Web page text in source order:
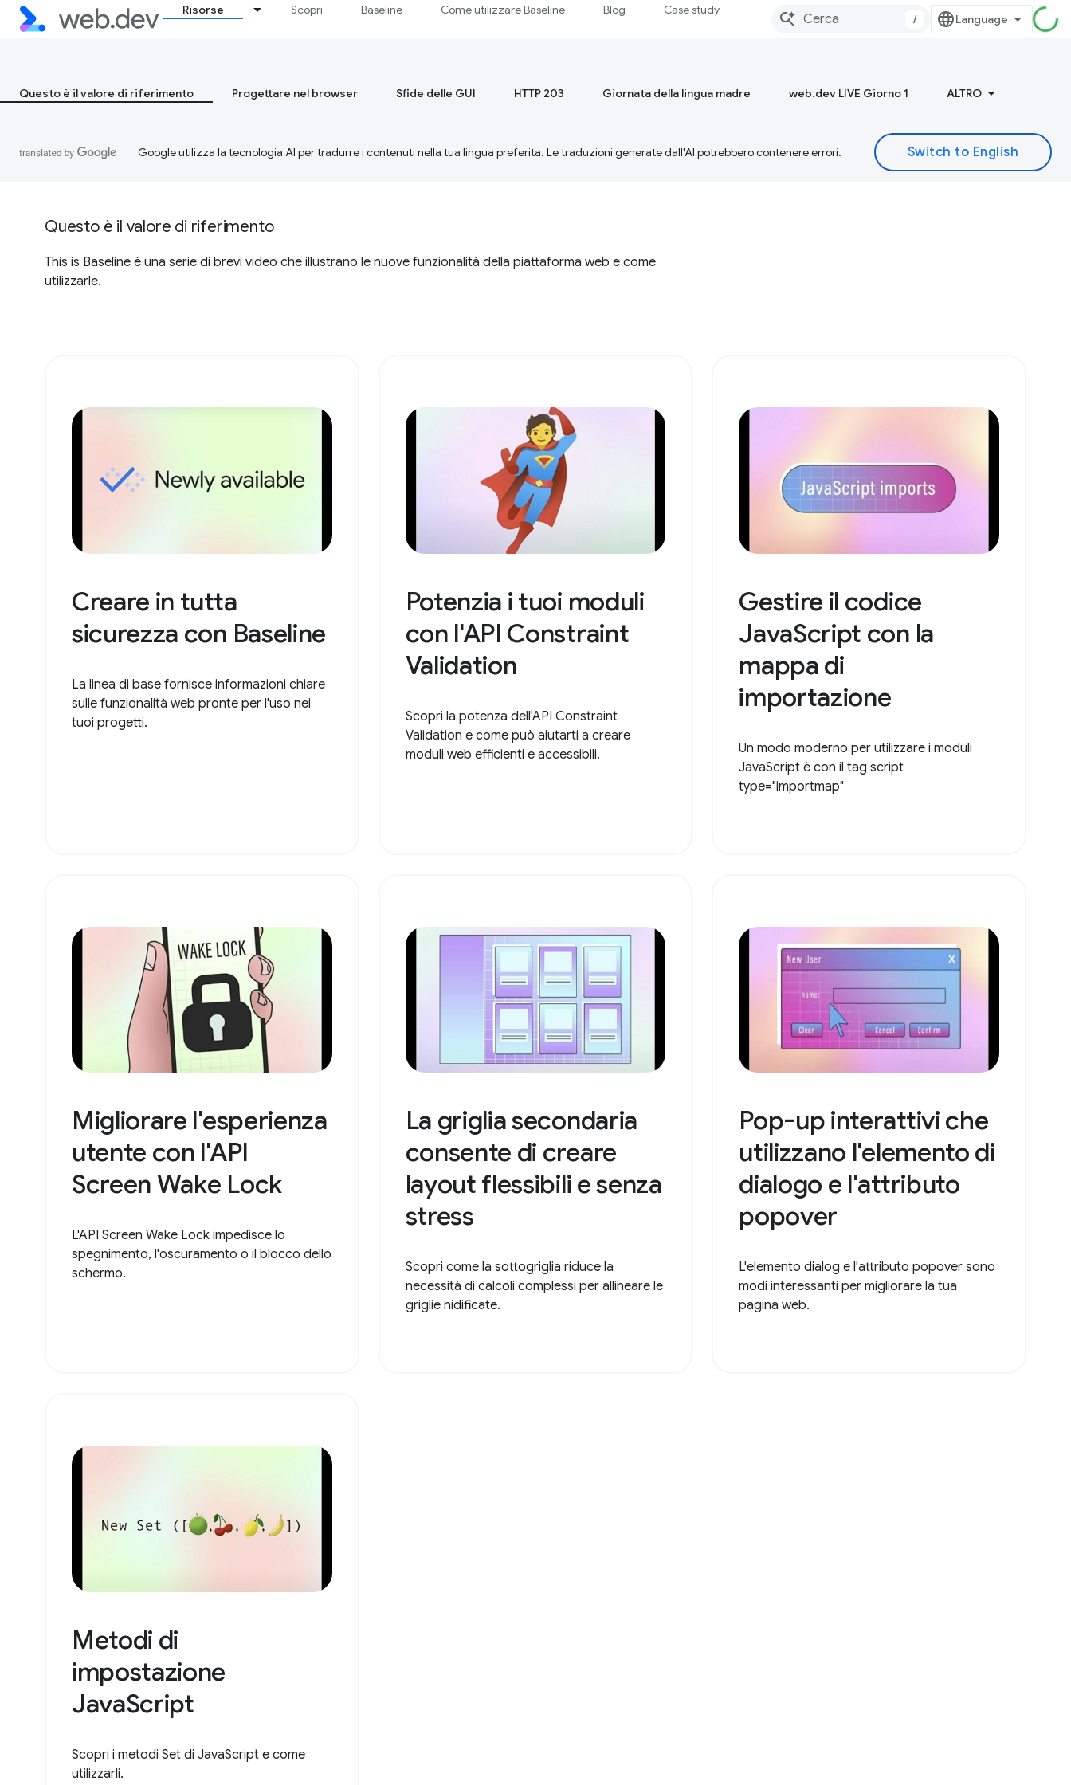
Risorse Scopri Baseline Come utilizzare Baseline Blog Case study
/
Questo è il valore di riferimento Progettare nel browser Sfide delle GUI HTTP 203 Giornata della lingua madre web.dev LIVE Giorno 1 ALTRO
Google utilizza la tecnologia AI per tradurre i contenuti nella tua lingua preferita. Le traduzioni generate dall'AI potrebbero contenere errori.
Questo è il valore di riferimento
This is Baseline è una serie di brevi video che illustrano le nuove funzionalità della piattaforma web e come
utilizzarle.
Creare in tutta
sicurezza con Baseline
La linea di base fornisce informazioni chiare
sulle funzionalità web pronte per l'uso nei
tuoi progetti.
Potenzia i tuoi moduli
con l'API Constraint
Validation
Scopri la potenza dell'API Constraint
Validation e come può aiutarti a creare
moduli web efficienti e accessibili.
Gestire il codice
JavaScript con la
mappa di
importazione
Un modo moderno per utilizzare i moduli
JavaScript è con il tag script
type="importmap"
Migliorare l'esperienza
utente con l'API
Screen Wake Lock
L'API Screen Wake Lock impedisce lo
spegnimento, l'oscuramento o il blocco dello
schermo.
La griglia secondaria
consente di creare
layout flessibili e senza
stress
Scopri come la sottogriglia riduce la
necessità di calcoli complessi per allineare le
griglie nidificate.
Pop-up interattivi che
utilizzano l'elemento di
dialogo e l'attributo
popover
L'elemento dialog e l'attributo popover sono
modi interessanti per migliorare la tua
pagina web.
Metodi di
impostazione
JavaScript
Scopri i metodi Set di JavaScript e come
utilizzarli.